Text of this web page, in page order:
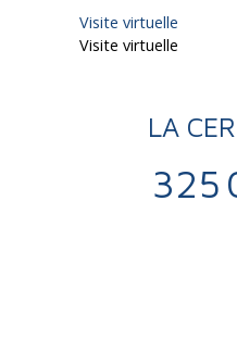
Visite virtuelle
Visite virtuelle
LA
325